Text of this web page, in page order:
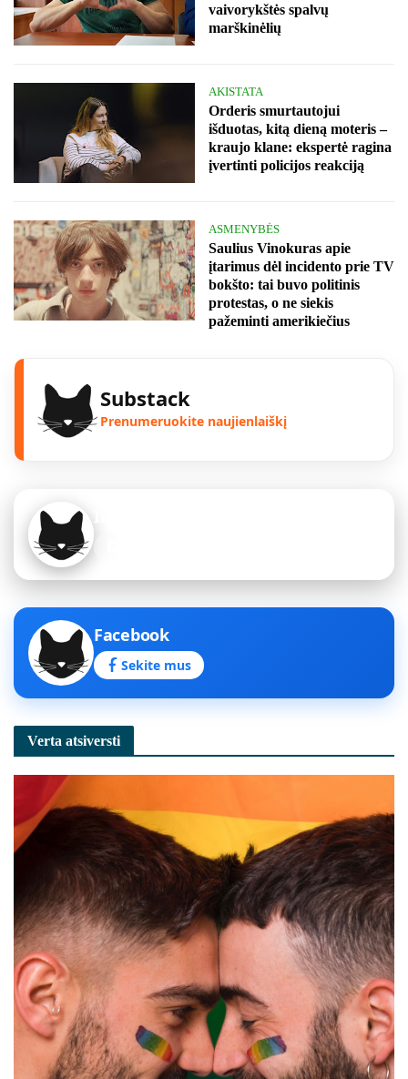
vaivorykštės spalvų
marškinėlių
AKISTATA
Orderis smurtautojui
išduotas, kitą dieną moteris –
kraujo klane: ekspertė ragina
įvertinti policijos reakciją
ASMENYBĖS
Saulius Vinokuras apie
įtarimus dėl incidento prie TV
bokšto: tai buvo politinis
protestas, o ne siekis
pažeminti amerikiečius
Substack
Prenumeruokite naujienlaiškį
Facebook
Sekite mus
Verta atsiversti